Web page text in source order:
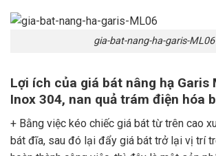
gia-bat-nang-ha-garis-ML06
Lợi ích của giá bát nâng hạ Garis
Inox 304, nan quả trám điện hóa
+ Bằng việc kéo chiếc giá bát từ trên cao
bát đĩa, sau đó lại đẩy giá bát trở lại vị trí